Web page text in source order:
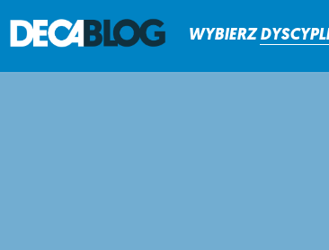
WYBIERZ